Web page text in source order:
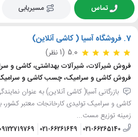
تماس مسیریابی
7. فروشگاه آسیا ( کاشی آنلاین)
5.0 (1 نظر)
فروش شیرآلات، شیرآلات بهداشتی، کاشی و
فروش کاشی و سرامیک، چسب کاشی و
بازرگانی آسیا( کاشی آنلاین) به عنوان
کاشی و سرامیک تولیدی کارخانجات معتبر کشور،
زمینه توزیع مست...
021-66265140
021-66261649